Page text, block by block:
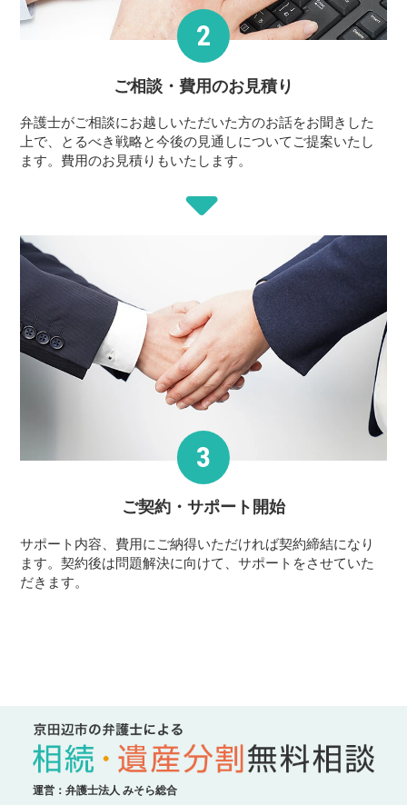
ご相談・費用のお見積り
弁護士がご相談にお越しいただいた方のお話をお聞きした
上で、とるべき戦略と今後の見通しについてご提案いたし
ます。費用のお見積りもいたします。
ご契約・サポート 開始
サポート内容、費用にご納得いただければ契約締結になり
ます。契約後は問題解決に向けて、サポートをさせていた
だきます。
運営：弁護士法人 みそら総合